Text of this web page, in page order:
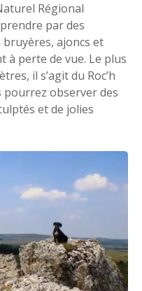
Régional
par des
ajoncs et
à perte de vue. Le plus
il s’agit du Roc’h
pourrez observer des
et de jolies